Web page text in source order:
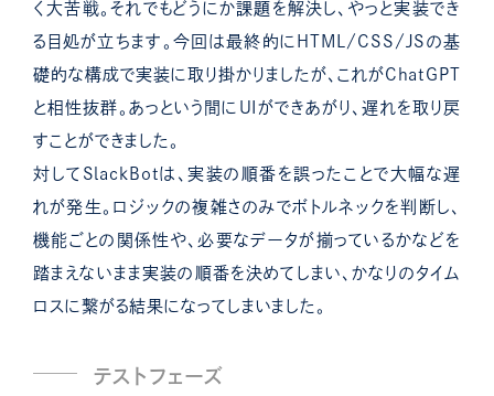
く大苦戦。それでもどうにか課題を解決し、やっと実装でき
る目処が立ちます。今回は最終的にHTML/CSS/JSの基
礎的な構成で実装に取り掛かりましたが、これがChatGPT
と相性抜群。あっという間にUIができあがり、遅れを取り戻
すことができました。
対してSlackBotは、実装の順番を誤ったことで大幅な遅
れが発生。 ロジックの複雑さのみでボトルネックを判断し、
機能ごとの関係性や、必要なデータが揃っているかなどを
踏まえないまま実装の順番を決めてしまい、かなりのタイム
ロスに繋がる結果になってしまいました。
テストフェーズ